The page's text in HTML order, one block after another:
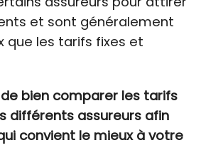
et sont généralement
que les tarifs fixes et
bien comparer les tarifs
différents assureurs afin
convient le mieux à votre